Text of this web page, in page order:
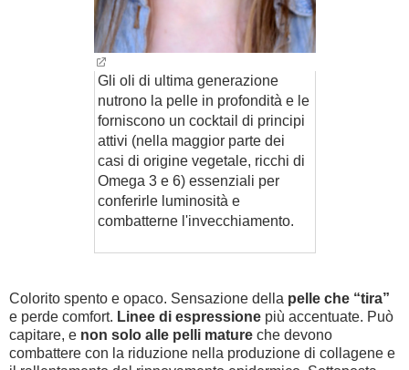
Gli oli di ultima generazione
nutrono la pelle in profondità e le
forniscono un cocktail di principi
attivi (nella maggior parte dei
casi di origine vegetale, ricchi di
Omega 3 e 6) essenziali per
conferirle luminosità e
combatterne l'invecchiamento.
Colorito spento e opaco. Sensazione della pelle che “tira”
e perde comfort. Linee di espressione più accentuate. Può
capitare, e non solo alle pelli mature che devono
combattere con la riduzione nella produzione di collagene e